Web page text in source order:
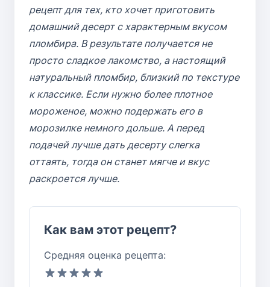
рецепт для тех, кто хочет приготовить
домашний десерт с характерным вкусом
пломбира. В результате получается не
просто сладкое лакомство, а настоящий
натуральный пломбир, близкий по текстуре
к классике. Если нужно более плотное
мороженое, можно подержать его в
морозилке немного дольше. А перед
подачей лучше дать десерту слегка
оттаять, тогда он станет мягче и вкус
раскроется лучше.
Как вам этот рецепт?
Средняя оценка рецепта: